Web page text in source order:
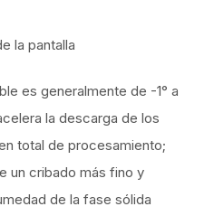
la pantalla
es generalmente de -1° a
la descarga de los
total de procesamiento;
un cribado más fino y
de la fase sólida